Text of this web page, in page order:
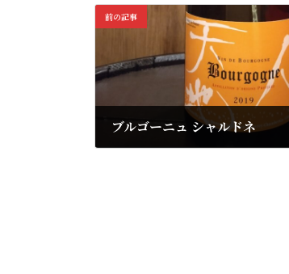
前の記事
ブルゴーニュ シャルドネ